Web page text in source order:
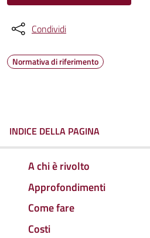
Condividi
Normativa di riferimento
INDICE DELLA PAGINA
A chi è rivolto
Approfondimenti
Come fare
Costi